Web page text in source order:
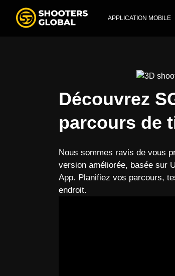
APPLICATION MOBILE
Découvrez
parcours de
Nous sommes ravis de vous
version améliorée, basée sur
App. Planifiez vos parcours,
endroit.